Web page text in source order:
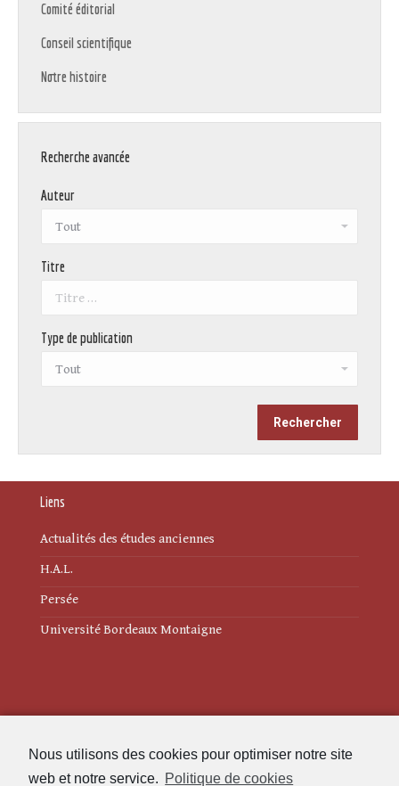
Nous utilisons des cookies pour optimiser notre site
web et notre service. Politique de cookies
Comité éditorial
Conseil scientifique
Notre histoire
Recherche avancée
Auteur
Titre
Type de publication
Liens
Actualités des études anciennes
H.A.L.
Persée
Université Bordeaux Montaigne
Politique de cookies (UE)